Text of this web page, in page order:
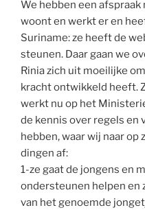
We hebben een afspraak
woont en werkt er en
Suriname: ze heeft de
steunen. Daar gaan we
Rinia zich uit moeilijke
kracht ontwikkeld heeft.
werkt nu op het
de kennis over regels en
hebben, waar wij naar op
dingen af:
1-ze gaat de jongens en
ondersteunen helpen en
van het genoemde